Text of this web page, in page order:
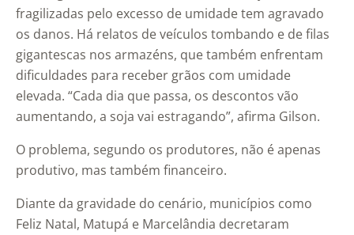
fragilizadas pelo excesso de umidade tem agravado
os danos. Há relatos de veículos tombando e de filas
gigantescas nos armazéns, que também enfrentam
dificuldades para receber grãos com umidade
elevada. “Cada dia que passa, os descontos vão
aumentando, a soja vai estragando”, afirma Gilson.
O problema, segundo os produtores, não é apenas
produtivo, mas também financeiro.
Diante da gravidade do cenário, municípios como
Feliz Natal, Matupá e Marcelândia decretaram